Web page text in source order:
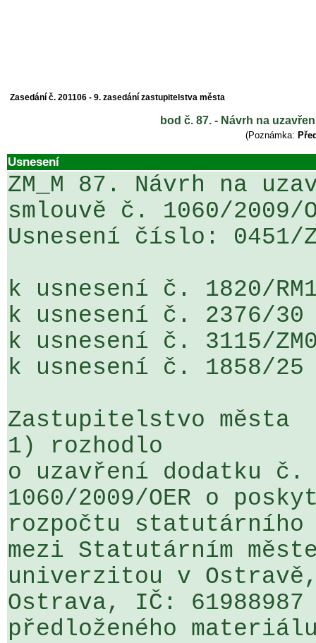
Zasedání č. 201106 - 9. zasedání zastupitelstva města
bod č. 87. - Návrh na
(Poznámka:
Usnesení
ZM_M 87. Návrh na
smlouvě č. 1060/2009/
Usnesení číslo: 0451/
k usnesení č. 1820/
k usnesení č. 2376/30
k usnesení č. 3115/
k usnesení č. 1858/25
Zastupitelstvo města
1) rozhodlo
o uzavření dodatku č.
1060/2009/OER o
rozpočtu statutárního
mezi Statutárním
univerzitou v
Ostrava, IČ:
předloženého